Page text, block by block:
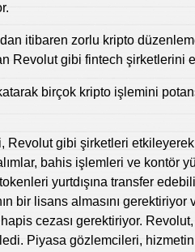
itibaren zorlu kripto
Revolut gibi fintech şirketlerini
birçok kripto işlemini
Revolut gibi şirketleri
bahis işlemleri ve kontör
yurtdışına transfer
bir lisans almasını
cezası gerektiriyor.
Piyasa gözlemcileri, hizmetin